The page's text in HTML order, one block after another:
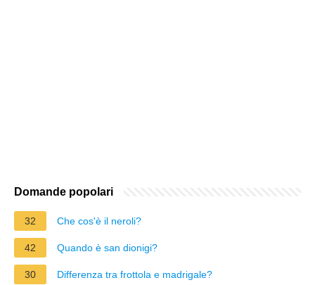
Domande popolari
32 Che cos'è il neroli?
42 Quando è san dionigi?
30 Differenza tra frottola e madrigale?